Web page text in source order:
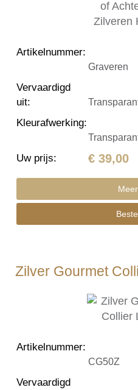
Artikelnummer:
Graveren
Vervaardigd
uit:
Kleurafwerking:
Uw prijs: € 39,00
Zilver Gourmet
Artikelnummer:
CG50Z
Vervaardigd